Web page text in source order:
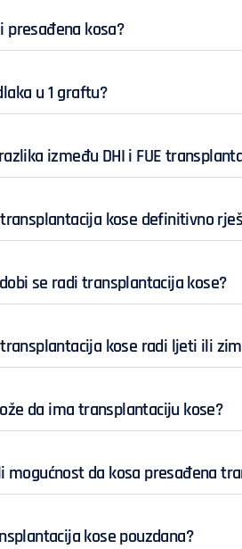
presađena kosa?
u 1 graftu?
između DHI i FUE
kose definitivno
se radi transplantacija kose?
kose radi ljeti ili
da ima transplantaciju kose?
mogućnost da kosa presađena
kose pouzdana?